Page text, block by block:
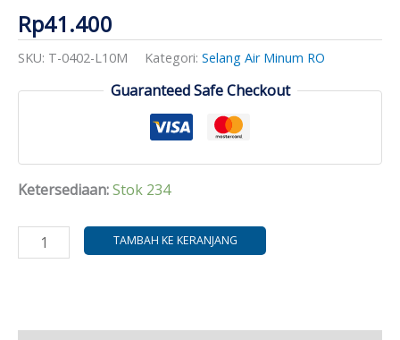
Rp41.400
SKU: T-0402-L10M Kategori: Selang Air Minum RO
Guaranteed Safe Checkout
Ketersediaan:Stok 234
Blue
TAMBAH KE KERANJANG